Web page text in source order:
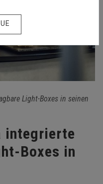
Light-Boxes in seinen
integrierte
Boxes in